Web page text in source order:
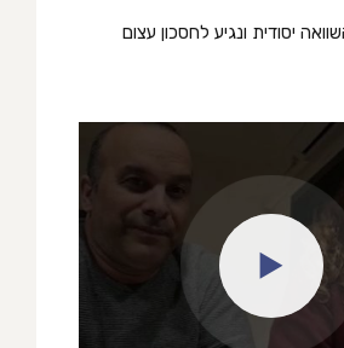
יסודית ונגיע לחסכון עצום